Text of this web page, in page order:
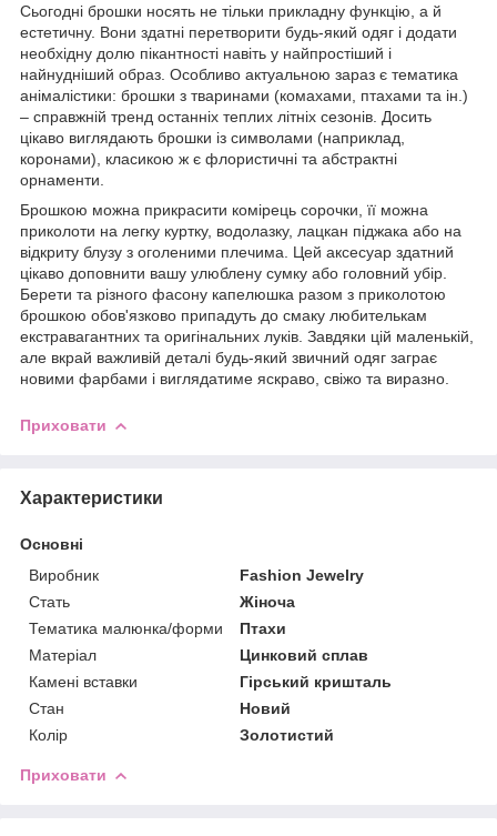
Сьогодні брошки носять не тільки прикладну функцію, а й
естетичну. Вони здатні перетворити будь-який одяг і додати
необхідну долю пікантності навіть у найпростіший і
найнудніший образ. Особливо актуальною зараз є тематика
анімалістики: брошки з тваринами (комахами, птахами та ін.)
– справжній тренд останніх теплих літніх сезонів. Досить
цікаво виглядають брошки із символами (наприклад,
коронами), класикою ж є флористичні та абстрактні
орнаменти.
Брошкою можна прикрасити комірець сорочки, її можна
приколоти на легку куртку, водолазку, лацкан піджака або на
відкриту блузу з оголеними плечима. Цей аксесуар здатний
цікаво доповнити вашу улюблену сумку або головний убір.
Берети та різного фасону капелюшка разом з приколотою
брошкою обов'язково припадуть до смаку любителькам
екстравагантних та оригінальних луків. Завдяки цій маленькій,
але вкрай важливій деталі будь-який звичний одяг заграє
новими фарбами і виглядатиме яскраво, свіжо та виразно.
Приховати
Характеристики
Основні
Виробник
Fashion Jewelry
Стать
Жіноча
Тематика малюнка/форми
Птахи
Матеріал
Цинковий сплав
Камені вставки
Гірський кришталь
Стан
Новий
Колір
Золотистий
Приховати